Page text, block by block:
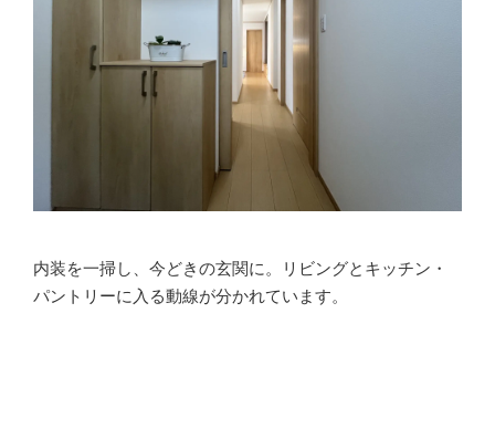
内装を一掃し、今どきの玄関に。リビングとキッチン・
パントリーに入る動線が分かれています。